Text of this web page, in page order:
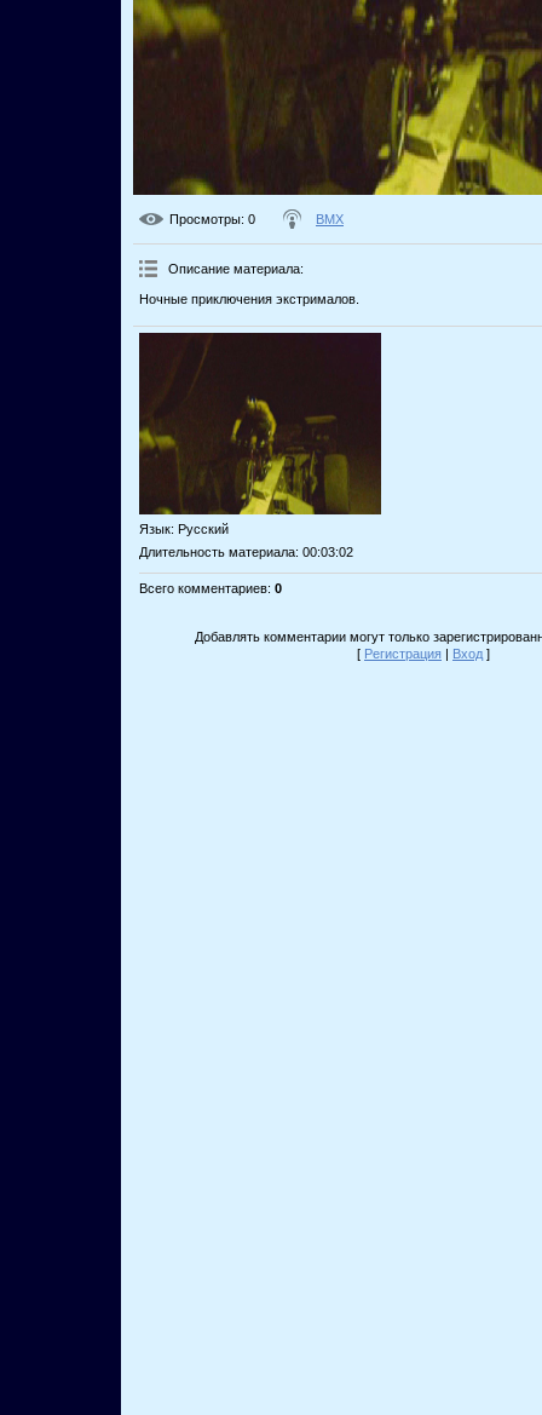
Просмотры: 0 BMX
Описание материала:
Ночные приключения экстрималов.
Язык: Русский
Длительность материала: 00:03:02
Всего комментариев: 0
Добавлять комментарии могут только
[ Регистрация | Вход ]